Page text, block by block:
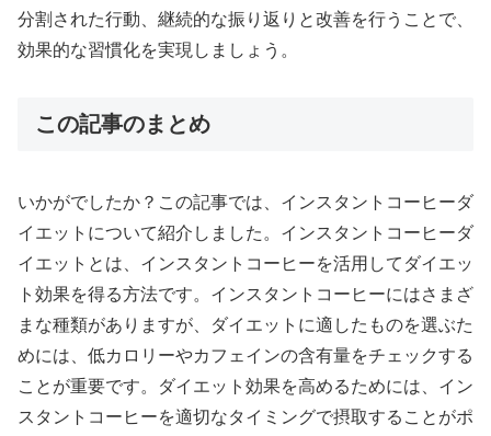
分割された行動、継続的な振り返りと改善を行うことで、
効果的な習慣化を実現しましょう。
この記事のまとめ
いかがでしたか？この記事では、インスタントコーヒーダ
イエットについて紹介しました。インスタントコーヒーダ
イエットとは、インスタントコーヒーを活用してダイエッ
ト効果を得る方法です。インスタントコーヒーにはさまざ
まな種類がありますが、ダイエットに適したものを選ぶた
めには、低カロリーやカフェインの含有量をチェックする
ことが重要です。ダイエット効果を高めるためには、イン
スタントコーヒーを適切なタイミングで摂取することがポ